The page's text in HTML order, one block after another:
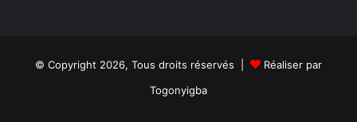
© Copyright 2026, Tous droits réservés |
Réaliser par
Togonyigba